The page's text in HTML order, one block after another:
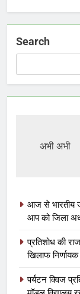
Search
अभी अभी
आज से भारतीय
आप को जिला
प्रतिशोध की
खिलाफ
पर्यटन क्विज